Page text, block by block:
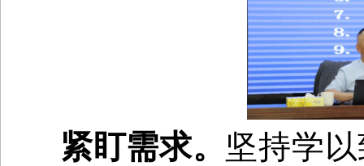
紧盯需求。 坚持学